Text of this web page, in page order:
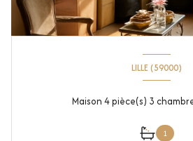
LILLE (59000)
1